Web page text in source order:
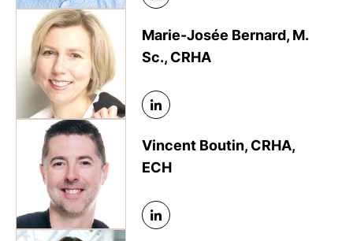
Marie-Josée Bernard, M.
Sc., CRHA
Vincent Boutin, CRHA,
ECH